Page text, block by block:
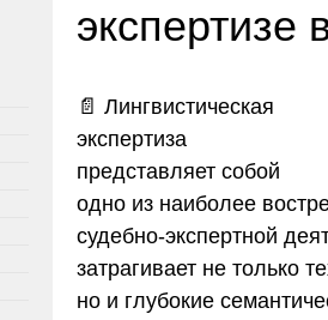
экспертизе
📄 Лингвистическая
экспертиза
представляет собой
одно из наиболее
судебно-экспертной
затрагивает не только
но и глубокие